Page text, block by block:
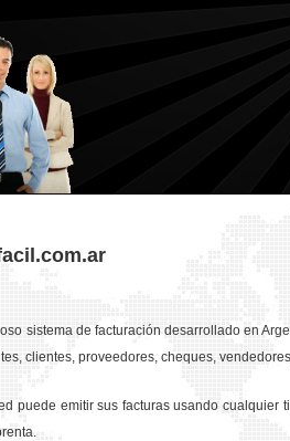
sistema de facturación desarrollado en
clientes, proveedores, cheques,
puede emitir sus facturas usando cualquier